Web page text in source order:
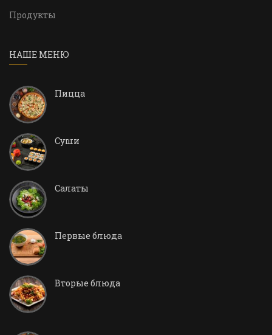
Продукты
НАШЕ МЕНЮ
Пицца
Суши
Салаты
Первые блюда
Вторые блюда